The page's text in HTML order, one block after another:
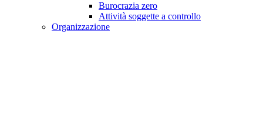
Burocrazia zero
Attività soggette a controllo
Organizzazione